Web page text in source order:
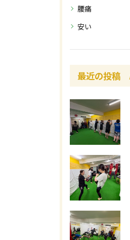
腰痛
安い
最近の投稿